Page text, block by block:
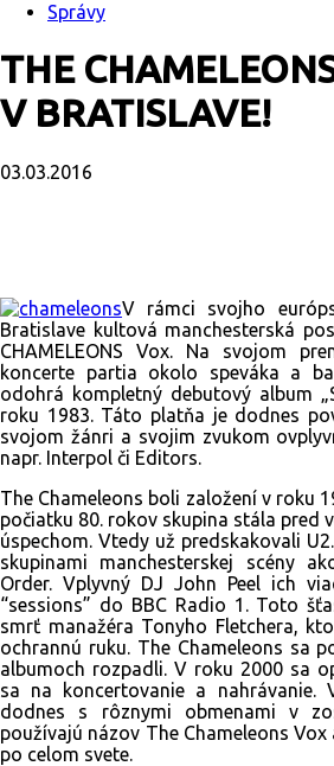
Správy
THE
V BRATISLAVE!
03.03.2016
V rámci svojho
Bratislave kultová manchesterská
CHAMELEONS Vox. Na svojom
koncerte partia okolo speváka a
odohrá kompletný debutový album
roku 1983. Táto platňa je dodnes
svojom žánri a svojim zvukom
napr. Interpol či Editors.
The Chameleons boli založení v roku
počiatku 80. rokov skupina stála pred
úspechom. Vtedy už predskakovali
skupinami manchesterskej scény
Order. Vplyvný DJ John Peel ich
“sessions” do BBC Radio 1. Toto
smrť manažéra Tonyho Fletchera,
ochrannú ruku. The Chameleons sa
albumoch rozpadli. V roku 2000 sa
sa na koncertovanie a nahrávanie.
dodnes s rôznymi obmenami v
používajú názov The Chameleons
po celom svete.